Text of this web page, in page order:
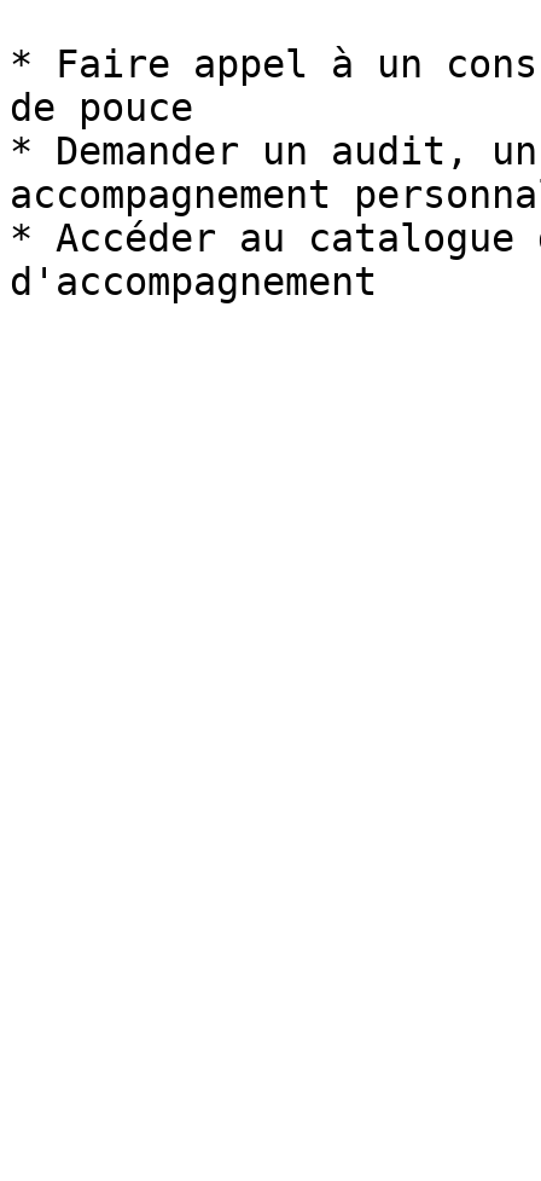
* Faire appel à un
de pouce
* Demander un audit,
accompagnement
* Accéder au catalogue